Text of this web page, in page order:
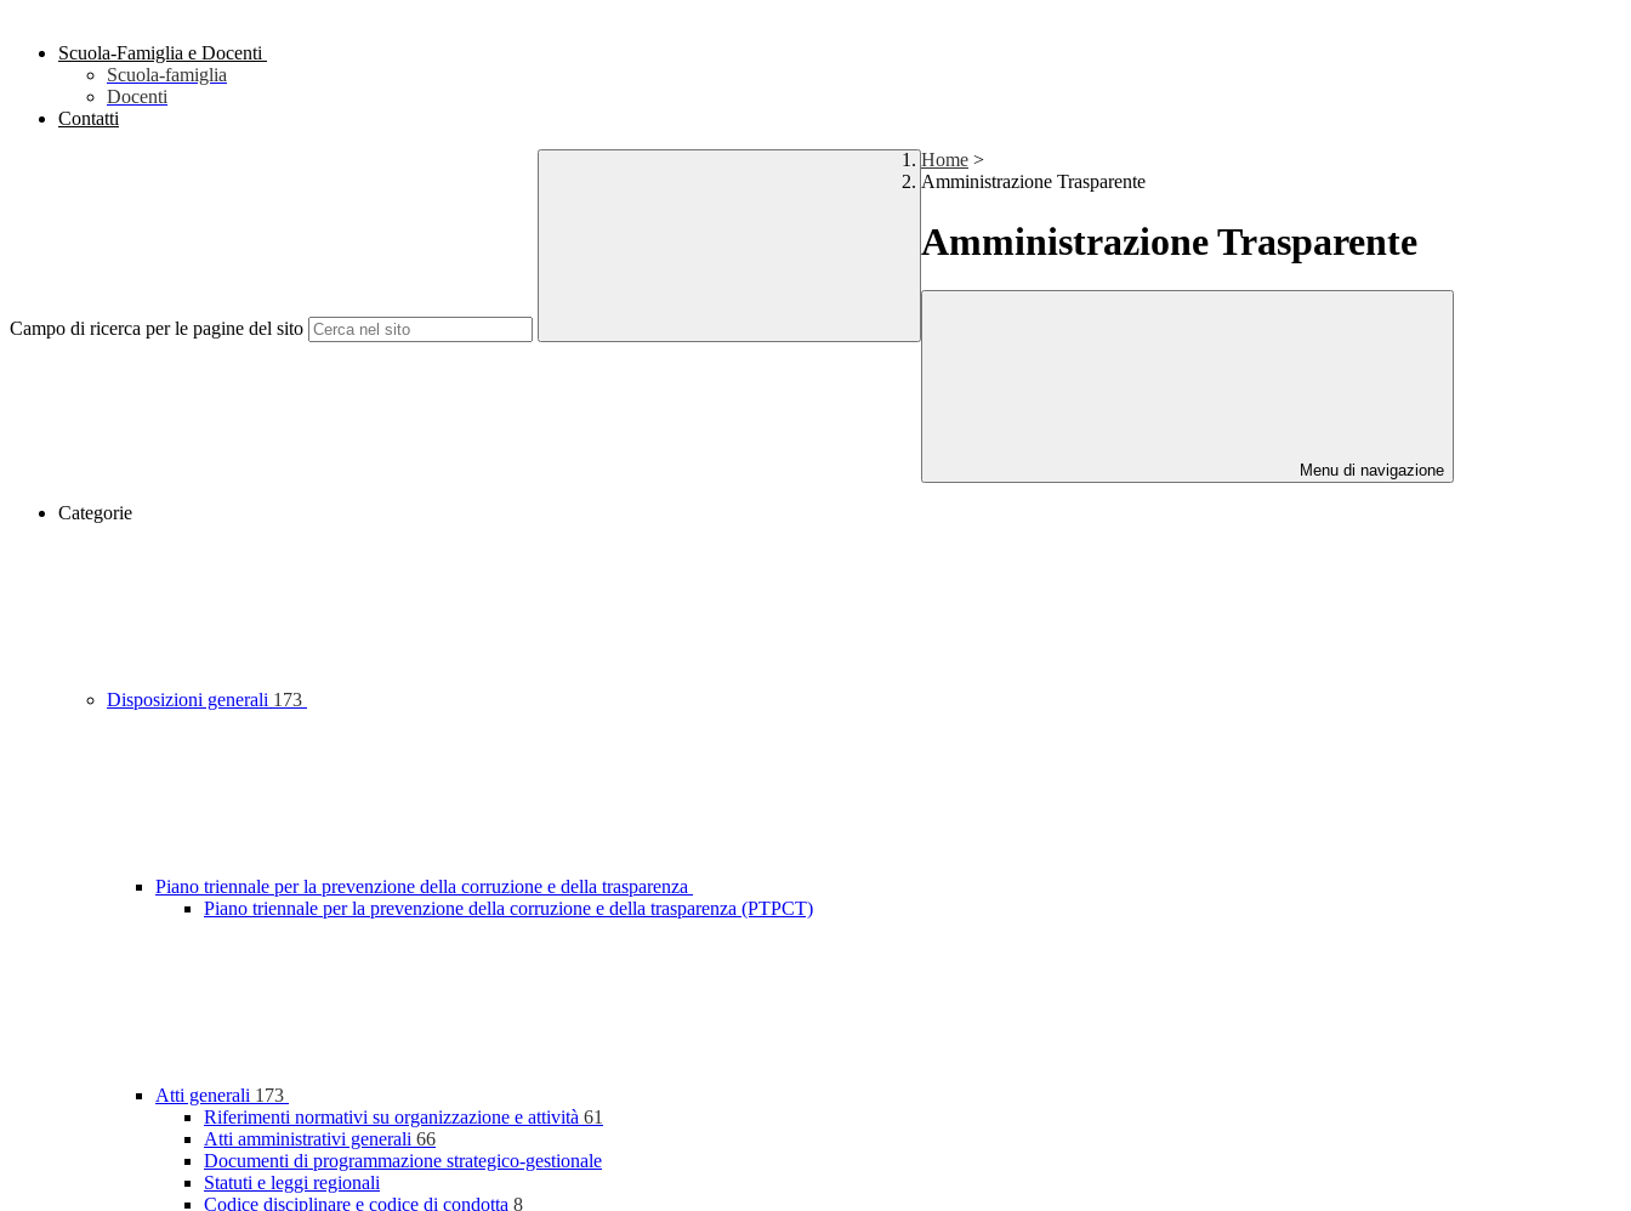
Scuola-Famiglia e Docenti
Scuola-famiglia
Docenti
Contatti
Campo di ricerca per le pagine del sito
Home >
Amministrazione Trasparente
Amministrazione Trasparente
Menu di navigazione
Categorie
Disposizioni generali 173
Piano triennale per la prevenzione della corruzione e della trasparenza
Piano triennale per la prevenzione della corruzione e della trasparenza (PTPCT)
Atti generali 173
Riferimenti normativi su organizzazione e attività 61
Atti amministrativi generali 66
Documenti di programmazione strategico-gestionale
Statuti e leggi regionali
Codice disciplinare e codice di condotta 8